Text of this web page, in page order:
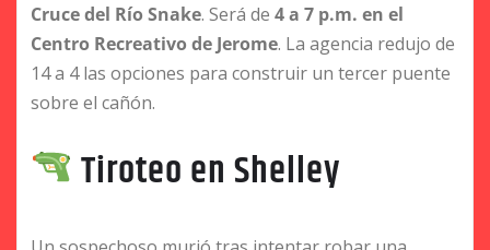
Cruce del Río Snake. Será de 4 a 7 p.m. en el
Centro Recreativo de Jerome. La agencia redujo de
14 a 4 las opciones para construir un tercer puente
sobre el cañón.
Tiroteo en Shelley